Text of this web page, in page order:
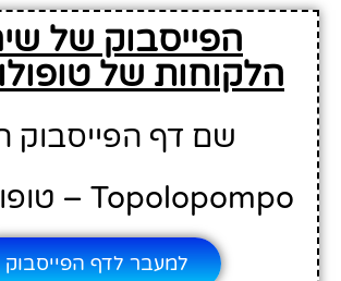
הפייסבוק של
הלקוחות של
שם דף הפייסבוק
Topolopompo – טופולופומפו
למעבר לדף הפייסבוק